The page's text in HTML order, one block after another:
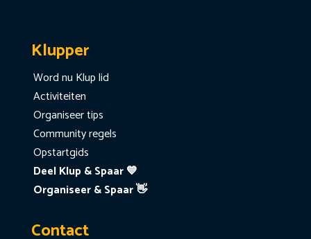
Klupper
Word nu Klup lid
Activiteiten
Organiseer tips
Community regels
Opstartgids
Deel Klup & Spaar 💙
Organiseer & Spaar 👋
Contact